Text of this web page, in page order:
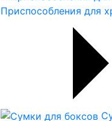
Приспособления для